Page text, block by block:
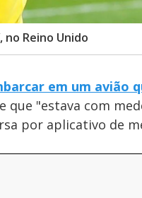
Reino Unido
em um avião
"estava com
por aplicativo de